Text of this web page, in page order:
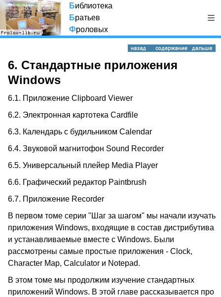
Библиотека
Братьев
Фроловых
6. Стандартные приложения
Windows
6.1. Приложение Clipboard Viewer
6.2. Электронная картотека Cardfile
6.3. Календарь с будильником Calendar
6.4. Звуковой магнитофон Sound Recorder
6.5. Универсальный плейер Media Player
6.6. Графический редактор Paintbrush
6.7. Приложение Recorder
В первом томе серии "Шаг за шагом" мы начали изучать
приложения Windows, входящие в состав дистрибутива
и устанавливаемые вместе с Windows. Были
рассмотрены самые простые приложения - Clock,
Character Map, Calculator и Notepad.
В этом томе мы продолжим изучение стандартных
приложений Windows. В этой главе рассказывается про